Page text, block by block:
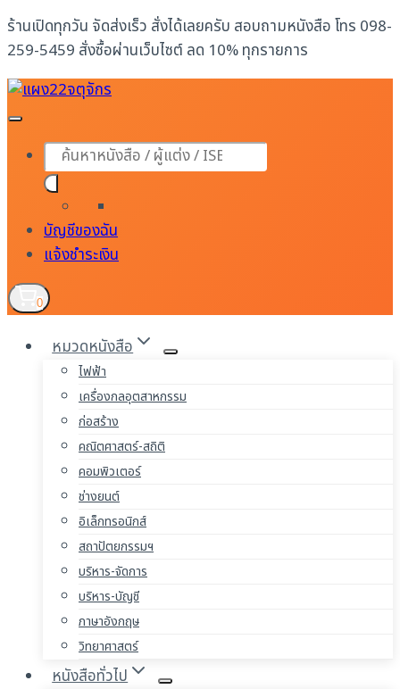
Skip
to
content
ร้านเปิดทุกวัน จัดส่งเร็ว สั่งได้เลยครับ สอบถามหนังสือ โทร 098-
259-5459 สั่งซื้อผ่านเว็บไซต์ ลด 10% ทุกรายการ
Products
search
บัญชีของฉัน
แจ้งชำระเงิน
0
หมวดหนังสือ
ไฟฟ้า
เครื่องกลอุตสาหกรรม
ก่อสร้าง
คณิตศาสตร์-สถิติ
คอมพิวเตอร์
ช่างยนต์
อิเล็กทรอนิกส์
สถาปัตยกรรมฯ
บริหาร-จัดการ
บริหาร-บัญชี
ภาษาอังกฤษ
วิทยาศาสตร์
หนังสือทั่วไป